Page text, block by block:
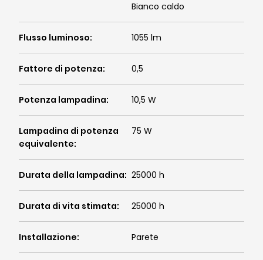
Bianco caldo
Flusso luminoso: 1055 lm
Fattore di potenza: 0,5
Potenza lampadina: 10,5 W
Lampadina di potenza
equivalente:
75 W
Durata della lampadina: 25000 h
Durata di vita stimata: 25000 h
Installazione: Parete